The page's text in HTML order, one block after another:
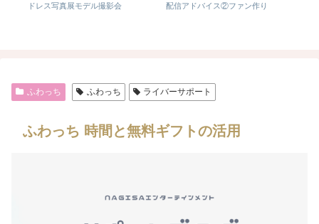
ドレス写真展モデル撮影会 配信アドバイス②ファン作り
ふわっち ふわっち ライバーサポート
ふわっち 時間と無料ギフトの活用